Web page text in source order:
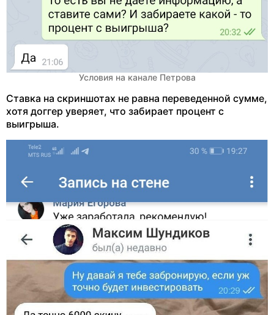
Условия на канале Петрова
Ставка на скриншотах не равна переведенной сумме,
хотя доггер уверяет, что забирает процент с
выигрыша.